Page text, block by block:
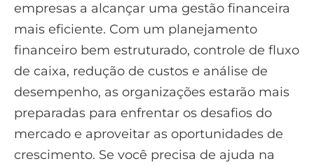
empresas a alcançar uma gestão financeira
mais eficiente. Com um planejamento
financeiro bem estruturado, controle de fluxo
de caixa, redução de custos e análise de
desempenho, as organizações estarão mais
preparadas para enfrentar os desafios do
mercado e aproveitar as oportunidades de
crescimento. Se você precisa de ajuda na